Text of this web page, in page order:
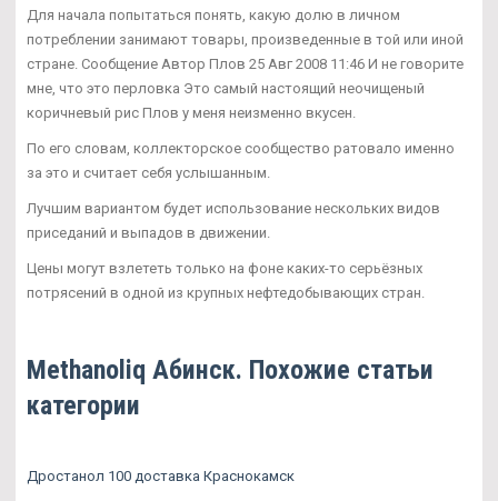
Для начала попытаться понять, какую долю в личном
потреблении занимают товары, произведенные в той или иной
стране. Сообщение Автор Плов 25 Авг 2008 11:46 И не говорите
мне, что это перловка Это самый настоящий неочищеный
коричневый рис Плов у меня неизменно вкусен.
По его словам, коллекторское сообщество ратовало именно
за это и считает себя услышанным.
Лучшим вариантом будет использование нескольких видов
приседаний и выпадов в движении.
Цены могут взлететь только на фоне каких-то серьёзных
потрясений в одной из крупных нефтедобывающих стран.
Methanoliq Абинск. Похожие статьи
категории
Дростанол 100 доставка Краснокамск